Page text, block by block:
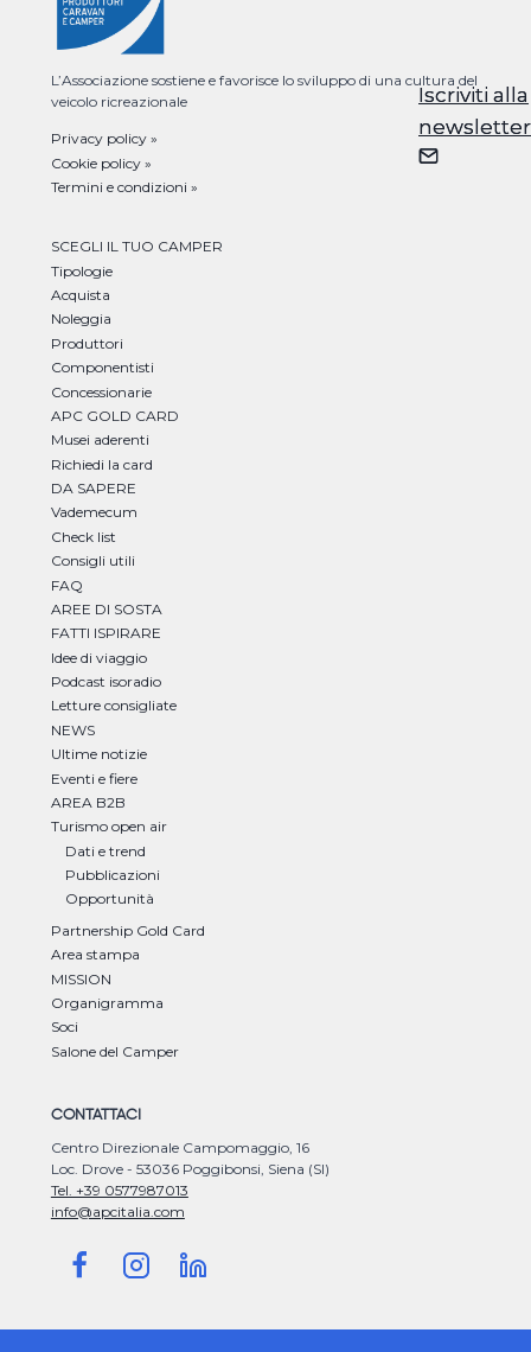
Iscriviti alla
newsletter
L’Associazione sostiene e favorisce lo sviluppo di una cultura del
veicolo ricreazionale
Privacy policy »
Cookie policy »
Termini e condizioni »
SCEGLI IL TUO CAMPER
Tipologie
Acquista
Noleggia
Produttori
Componentisti
Concessionarie
APC GOLD CARD
Musei aderenti
Richiedi la card
DA SAPERE
Vademecum
Check list
Consigli utili
FAQ
AREE DI SOSTA
FATTI ISPIRARE
Idee di viaggio
Podcast isoradio
Letture consigliate
NEWS
Ultime notizie
Eventi e fiere
AREA B2B
Turismo open air
Dati e trend
Pubblicazioni
Opportunità
Partnership Gold Card
Area stampa
MISSION
Organigramma
Soci
Salone del Camper
CONTATTACI
Centro Direzionale Campomaggio, 16
Loc. Drove - 53036 Poggibonsi, Siena (SI)
Tel. +39 0577987013
info@apcitalia.com
Iscriviti alla
newsletter